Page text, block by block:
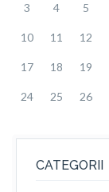
3 4 5
10 11 12
17 18 19
24 25 26
CATEGORII